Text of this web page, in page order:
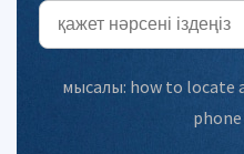
мысалы: how to locate